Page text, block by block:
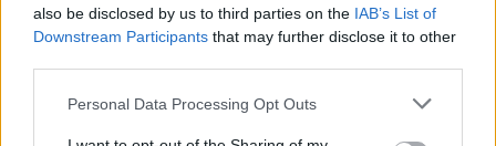
also be disclosed by us to third parties on the IAB’s List of
Downstream Participants that may further disclose it to other
Please note that this website/app uses one or more Google
Personal Data Processing Opt Outs
#MET GALA